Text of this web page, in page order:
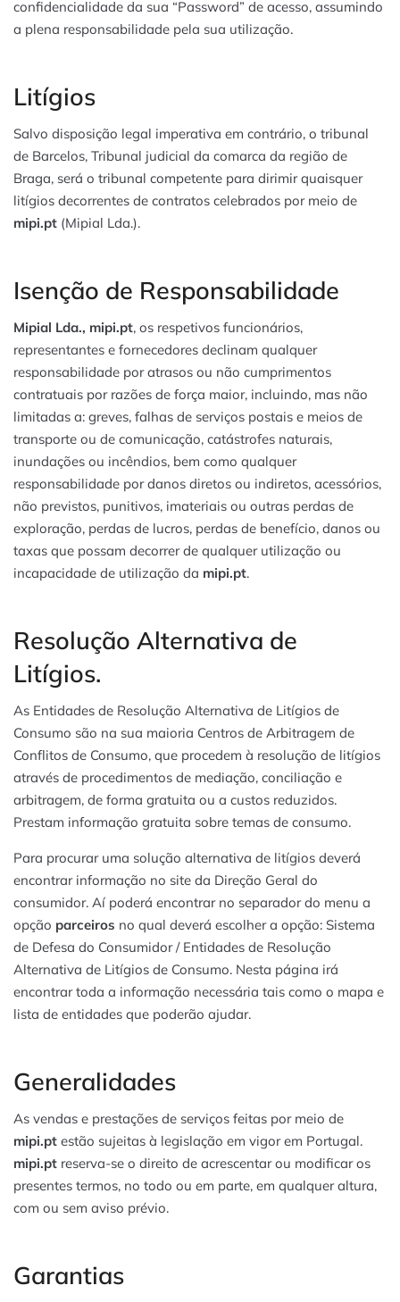
confidencialidade da sua “Password” de acesso, assumindo
a plena responsabilidade pela sua utilização.
Litígios
Salvo disposição legal imperativa em contrário, o tribunal
de Barcelos, Tribunal judicial da comarca da região de
Braga, será o tribunal competente para dirimir quaisquer
litígios decorrentes de contratos celebrados por meio de
mipi.pt (Mipial Lda.).
Isenção de Responsabilidade
Mipial Lda., mipi.pt, os respetivos funcionários,
representantes e fornecedores declinam qualquer
responsabilidade por atrasos ou não cumprimentos
contratuais por razões de força maior, incluindo, mas não
limitadas a: greves, falhas de serviços postais e meios de
transporte ou de comunicação, catástrofes naturais,
inundações ou incêndios, bem como qualquer
responsabilidade por danos diretos ou indiretos, acessórios,
não previstos, punitivos, imateriais ou outras perdas de
exploração, perdas de lucros, perdas de benefício, danos ou
taxas que possam decorrer de qualquer utilização ou
incapacidade de utilização da mipi.pt.
Resolução Alternativa de
Litígios.
As Entidades de Resolução Alternativa de Litígios de
Consumo são na sua maioria Centros de Arbitragem de
Conflitos de Consumo, que procedem à resolução de litígios
através de procedimentos de mediação, conciliação e
arbitragem, de forma gratuita ou a custos reduzidos.
Prestam informação gratuita sobre temas de consumo.
Para procurar uma solução alternativa de litígios deverá
encontrar informação no site da Direção Geral do
consumidor. Aí poderá encontrar no separador do menu a
opção parceiros no qual deverá escolher a opção: Sistema
de Defesa do Consumidor / Entidades de Resolução
Alternativa de Litígios de Consumo. Nesta página irá
encontrar toda a informação necessária tais como o mapa e
lista de entidades que poderão ajudar.
Generalidades
As vendas e prestações de serviços feitas por meio de
mipi.pt estão sujeitas à legislação em vigor em Portugal.
mipi.pt reserva-se o direito de acrescentar ou modificar os
presentes termos, no todo ou em parte, em qualquer altura,
com ou sem aviso prévio.
Garantias